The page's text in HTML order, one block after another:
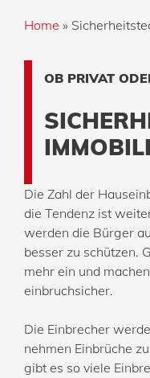
Home »
OB PRIVAT
Die Zahl der
die Tendenz ist
werden die Bürger
besser zu schützen.
mehr ein und
einbruchsicher.
Die Einbrecher
nehmen Einbrüche
gibt es so viele